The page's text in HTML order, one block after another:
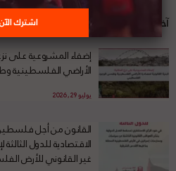
آخر الأخبار
إضفاء المشروعية على
الأراضي
يوليو 29, 2026
القانون من أجل
الاقتصادية للدول
غير القانوني للأرض